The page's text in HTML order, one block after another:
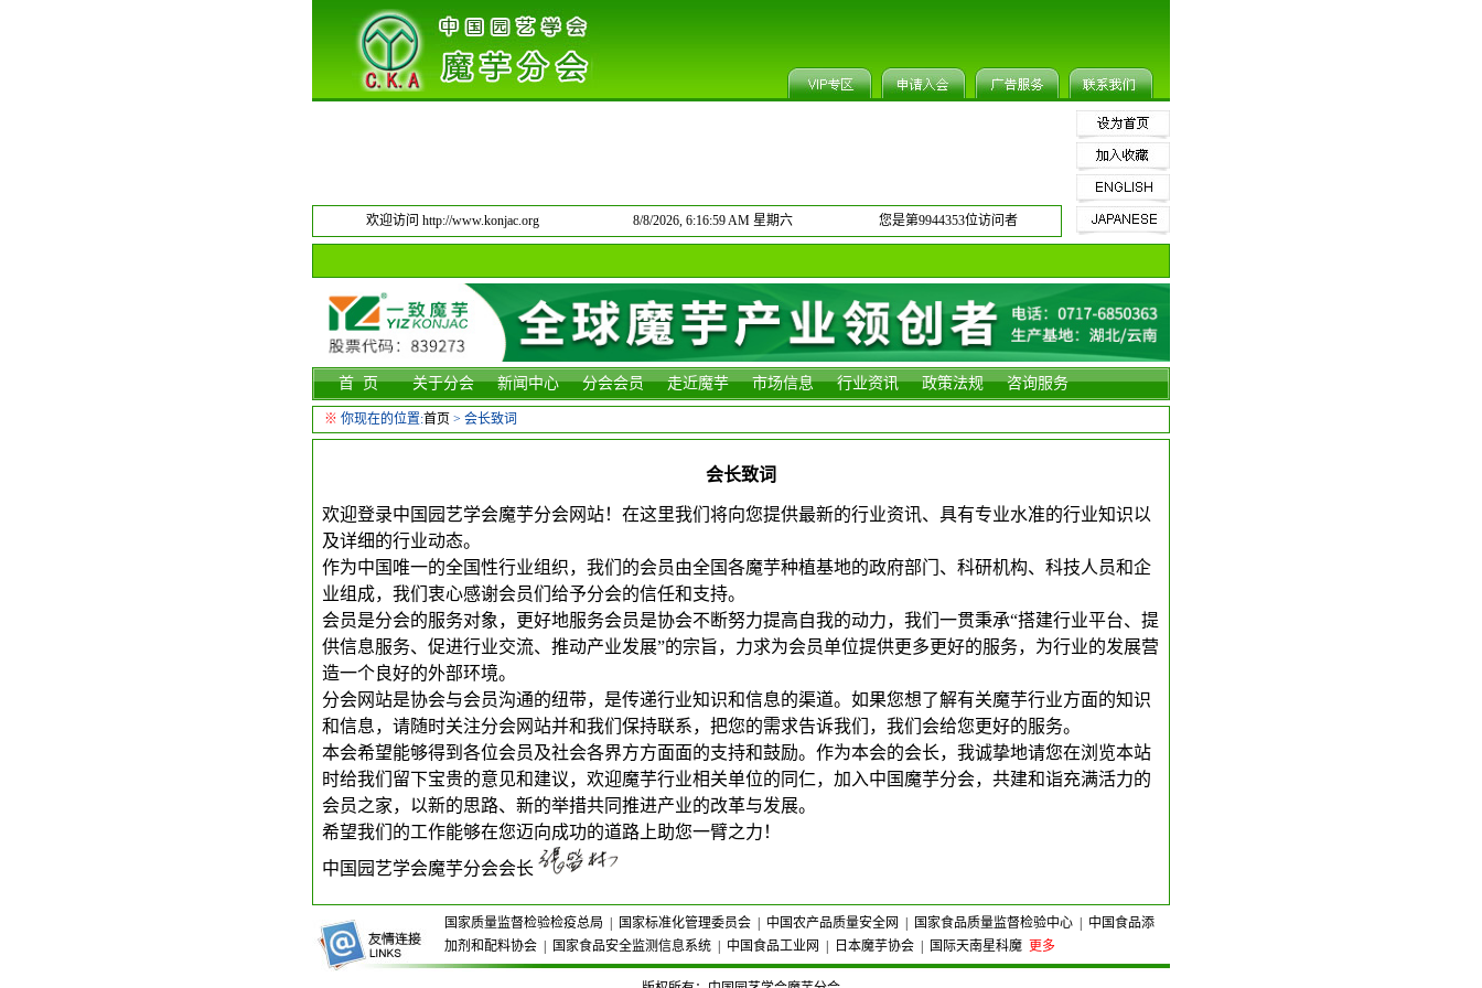
欢迎访问 http://www.konjac.org 8/8/2026, 6:16:59 AM 星期六 您是第9944353位访问者
首 页 关于分会 新闻中心 分会会员 走近魔芋 市场信息 行业资讯 政策法规 咨询服务
※ 你现在的位置:首页 > 会长致词
会长致词
欢迎登录中国园艺学会魔芋分会网站！在这里我们将向您提供最新的行业资讯、具有专业水准的行业知识以
及详细的行业动态。
作为中国唯一的全国性行业组织，我们的会员由全国各魔芋种植基地的政府部门、科研机构、科技人员和企
业组成，我们衷心感谢会员们给予分会的信任和支持。
会员是分会的服务对象，更好地服务会员是协会不断努力提高自我的动力，我们一贯秉承“搭建行业平台、提
供信息服务、促进行业交流、推动产业发展”的宗旨，力求为会员单位提供更多更好的服务，为行业的发展营
造一个良好的外部环境。
分会网站是协会与会员沟通的纽带，是传递行业知识和信息的渠道。如果您想了解有关魔芋行业方面的知识
和信息，请随时关注分会网站并和我们保持联系，把您的需求告诉我们，我们会给您更好的服务。
本会希望能够得到各位会员及社会各界方方面面的支持和鼓励。作为本会的会长，我诚挚地请您在浏览本站
时给我们留下宝贵的意见和建议，欢迎魔芋行业相关单位的同仁，加入中国魔芋分会，共建和诣充满活力的
会员之家，以新的思路、新的举措共同推进产业的改革与发展。
希望我们的工作能够在您迈向成功的道路上助您一臂之力！
中国园艺学会魔芋分会会长
国家质量监督检验检疫总局 国家标准化管理委员会 中国农产品质量安全网 国家食品质量监督检验中心
中国食品添
加剂和配料协会
国家食品安全监测信息系统 中国食品工业网 日本魔芋协会 国际天南星科魔 更多